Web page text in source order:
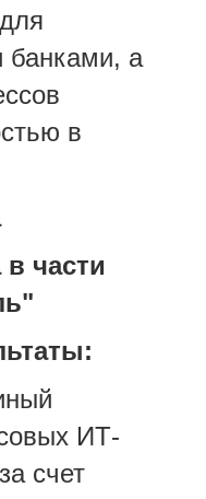
банками, а
в
в части
ИТ-
счет